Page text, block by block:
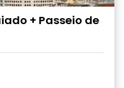
+ Passeio de